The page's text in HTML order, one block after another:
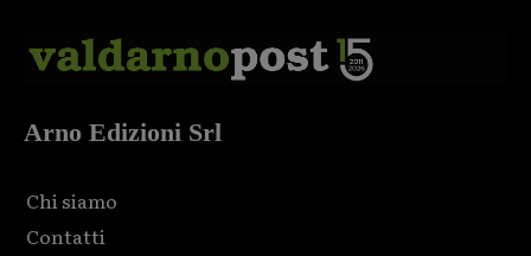
Arno Edizioni Srl
Chi siamo
Contatti